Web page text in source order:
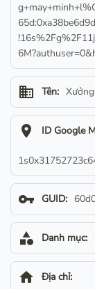
business Tên:
location_on ID Google
vpn_key GUID:
category Danh mục:
home Địa chỉ: